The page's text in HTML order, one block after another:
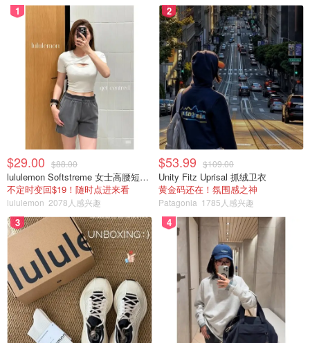
1
$29.00 $88.00
lululemon Softstreme 女士高腰短裤 10cm
不定时变回$19！随时点进来看
lululemon 2078人感兴趣
2
$53.99 $109.00
Unity Fitz Uprisal 抓绒卫衣
黄金码还在！氛围感之神
Patagonia 1785人感兴趣
3 4